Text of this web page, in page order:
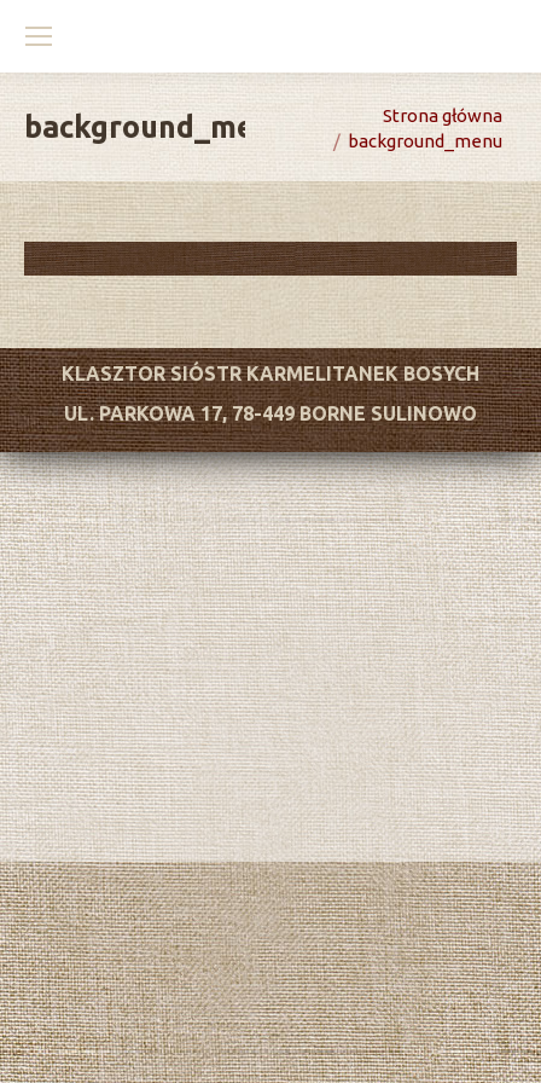
background_menuYou are here:
Strona główna
background_menu
KLASZTOR SIÓSTR KARMELITANEK BOSYCH
UL. PARKOWA 17, 78-449 BORNE SULINOWO